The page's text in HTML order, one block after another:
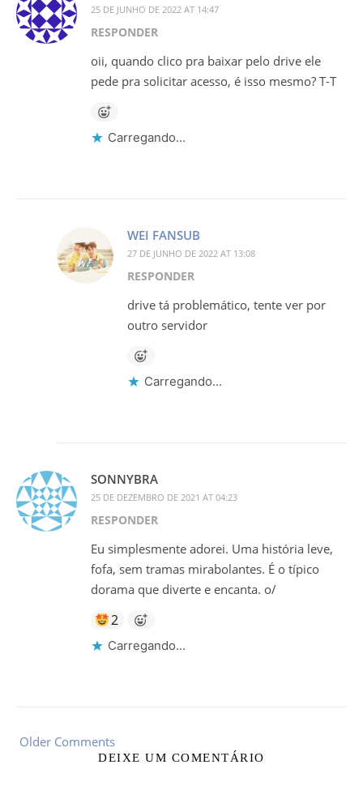
25 DE JUNHO DE 2022 AT 14:47
RESPONDER
oii, quando clico pra baixar pelo drive ele
pede pra solicitar acesso, é isso mesmo? T-T
Carregando...
WEI FANSUB
27 DE JUNHO DE 2022 AT 13:08
RESPONDER
drive tá problemático, tente ver por
outro servidor
Carregando...
SONNYBRA
25 DE DEZEMBRO DE 2021 AT 04:23
RESPONDER
Eu simplesmente adorei. Uma história leve,
fofa, sem tramas mirabolantes. É o típico
dorama que diverte e encanta. o/
2
Carregando...
Older Comments
DEIXE UM COMENTÁRIO